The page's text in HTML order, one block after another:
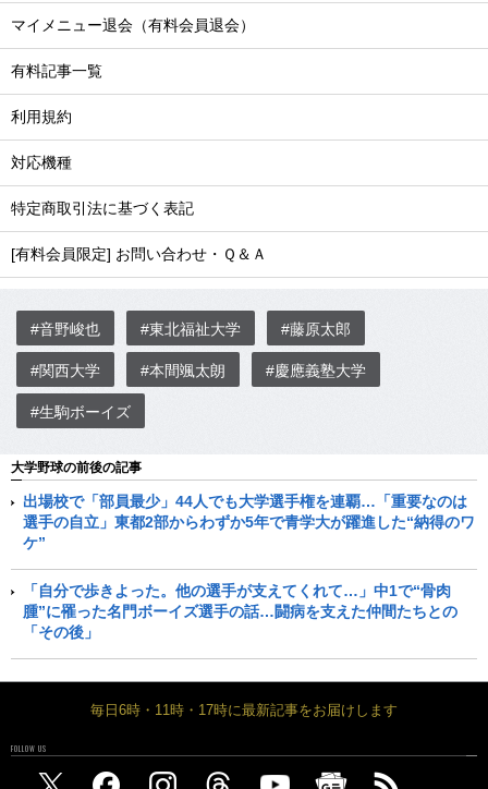
マイメニュー退会（有料会員退会）
有料記事一覧
利用規約
対応機種
特定商取引法に基づく表記
[有料会員限定] お問い合わせ・Ｑ＆Ａ
#音野峻也 #東北福祉大学 #藤原太郎
#関西大学 #本間颯太朗 #慶應義塾大学
#生駒ボーイズ
大学野球の前後の記事
出場校で「部員最少」44人でも大学選手権を連覇…「重要なのは
選手の自立」東都2部からわずか5年で青学大が躍進した“納得のワ
ケ”
「自分で歩きよった。他の選手が支えてくれて…」中1で“骨肉
腫”に罹った名門ボーイズ選手の話…闘病を支えた仲間たちとの
「その後」
毎日6時・11時・17時に最新記事をお届けします
FOLLOW US